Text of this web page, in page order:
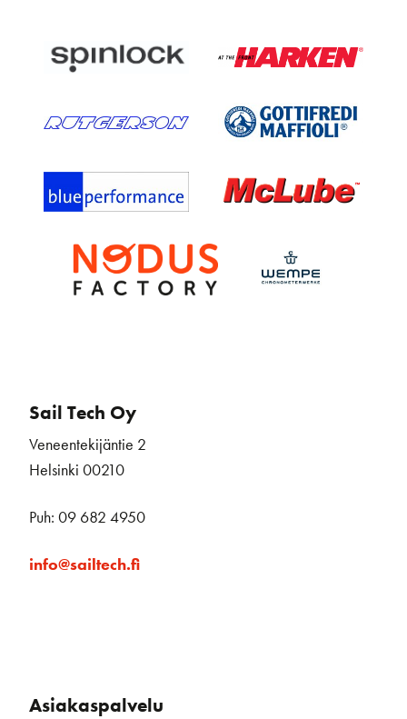
Sail Tech Oy
Veneentekijäntie 2
Helsinki 00210
Puh: 09 682 4950
info@sailtech.fi
Asiakaspalvelu